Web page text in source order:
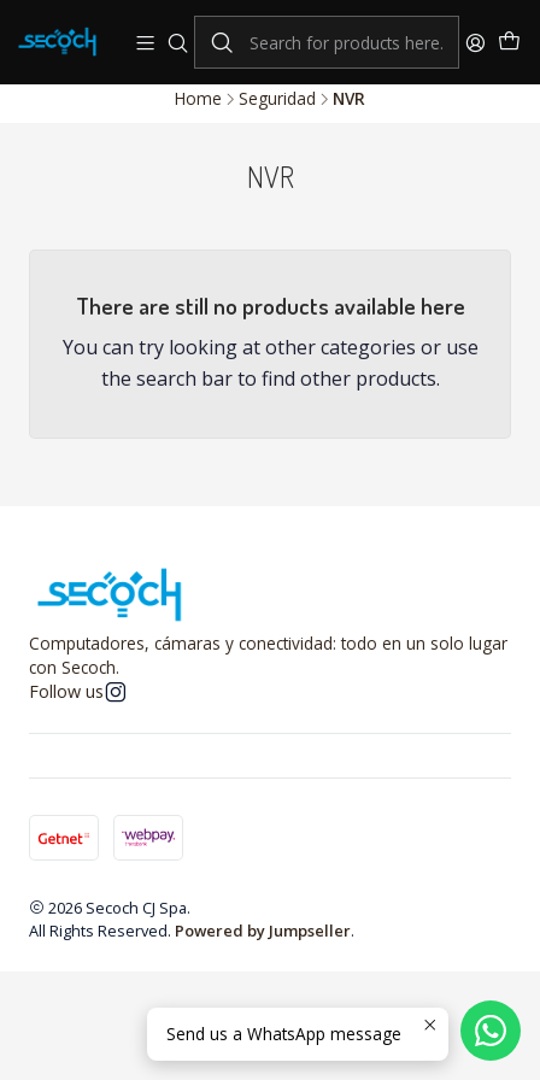
consulta por nuestros productos Hikvision
Sistema de alarmas y Control de Accesos
Home Seguridad NVR
NVR
There are still no products available here
You can try looking at other categories or use
the search bar to find other products.
Computadores, cámaras y conectividad: todo en un solo lugar
con Secoch.
Follow us
2026 Secoch CJ Spa.
All Rights Reserved. Powered by Jumpseller.
Send us a WhatsApp message